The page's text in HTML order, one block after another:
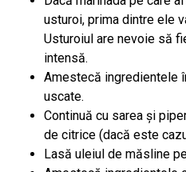
usturoi, prima dintre ele
Usturoiul are nevoie să
intensă.
Amestecă ingredientele
uscate.
Continuă cu sarea și
de citrice (dacă este
Lasă uleiul de măsline